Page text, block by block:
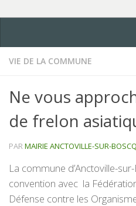
VIE DE LA COMMUNE
Ne vous
de frelon
PARMAIRIE ANCTOVILLE-SUR-BOSCQ
La commune d’Anctoville-
convention avec la
Défense contre les